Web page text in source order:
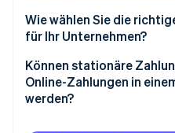
Jetzt
Überlegungen zu
Debitkarten und
„Jetzt kaufen, später
later)
Wie wählen Sie die
für Ihr Unternehmen?
Unterstützung lokaler
Einfache Integration und
Können stationäre
Online-Zahlungen in
werden?
Eine einheitliche